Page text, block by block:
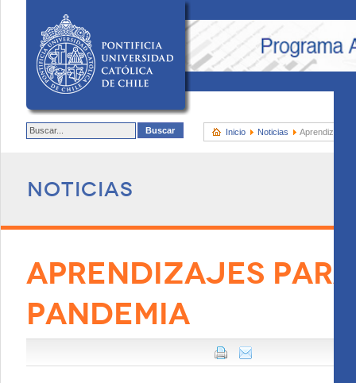
Inicio Noticias Aprendizajes
Noticias
APRENDIZAJES
PANDEMIA